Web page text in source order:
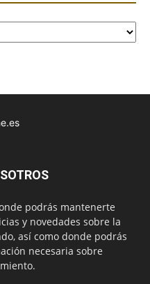
podrás mantenerte
y novedades sobre la
así como donde podrás
necesaria sobre